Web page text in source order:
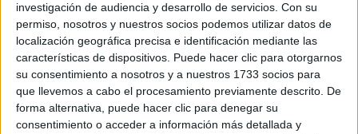
investigación de audiencia y desarrollo de servicios. Con su
permiso, nosotros y nuestros socios podemos utilizar datos de
localización geográfica precisa e identificación mediante las
características de dispositivos. Puede hacer clic para otorgarnos
su consentimiento a nosotros y a nuestros 1733 socios para
que llevemos a cabo el procesamiento previamente descrito. De
forma alternativa, puede hacer clic para denegar su
consentimiento o acceder a información más detallada y
GALERÍA DE IMÁGENES